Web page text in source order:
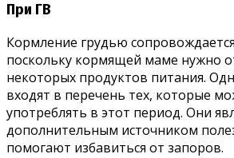
При ГВ
Кормление грудью
поскольку кормящей маме нужно
некоторых продуктов питания.
входят в перечень тех, которые
употреблять в этот период. Они
дополнительным источником
помогают избавиться от запоров.